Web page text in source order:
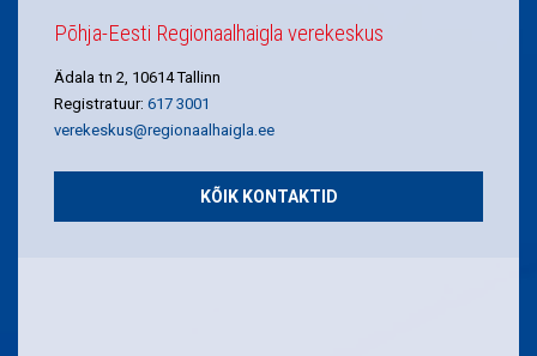
Põhja-Eesti Regionaalhaigla verekeskus
Ädala tn 2, 10614 Tallinn
Registratuur: 617 3001
verekeskus@regionaalhaigla.ee
KÕIK KONTAKTID